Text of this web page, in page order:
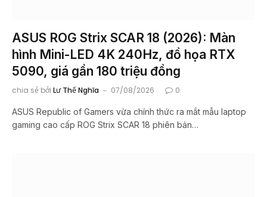
ASUS ROG Strix SCAR 18 (2026): Màn
hình Mini-LED 4K 240Hz, đồ họa RTX
5090, giá gần 180 triệu đồng
chia sẻ bởi Lư Thế Nghĩa 07/08/2026 0
ASUS Republic of Gamers vừa chính thức ra mắt mẫu laptop
gaming cao cấp ROG Strix SCAR 18 phiên bản…